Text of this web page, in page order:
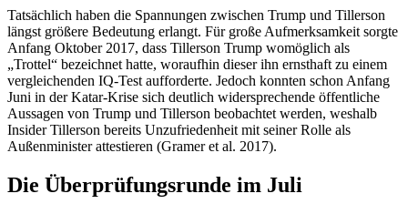
Tatsächlich haben die Spannungen zwischen Trump und Tillerson
längst größere Bedeutung erlangt. Für große Aufmerksamkeit sorgte
Anfang Oktober 2017, dass Tillerson Trump womöglich als
„Trottel“ bezeichnet hatte, woraufhin dieser ihn ernsthaft zu einem
vergleichenden IQ-Test aufforderte. Jedoch konnten schon Anfang
Juni in der Katar-Krise sich deutlich widersprechende öffentliche
Aussagen von Trump und Tillerson beobachtet werden, weshalb
Insider Tillerson bereits Unzufriedenheit mit seiner Rolle als
Außenminister attestieren (Gramer et al. 2017).
Die Überprüfungsrunde im Juli